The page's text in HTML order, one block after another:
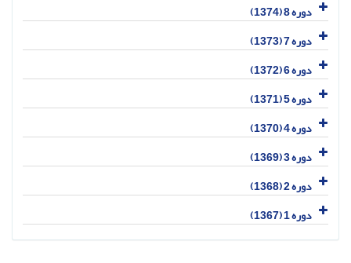
دوره 8 (1374)
دوره 7 (1373)
دوره 6 (1372)
دوره 5 (1371)
دوره 4 (1370)
دوره 3 (1369)
دوره 2 (1368)
دوره 1 (1367)